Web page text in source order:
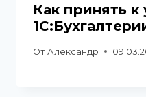
Как принять к
От Александр